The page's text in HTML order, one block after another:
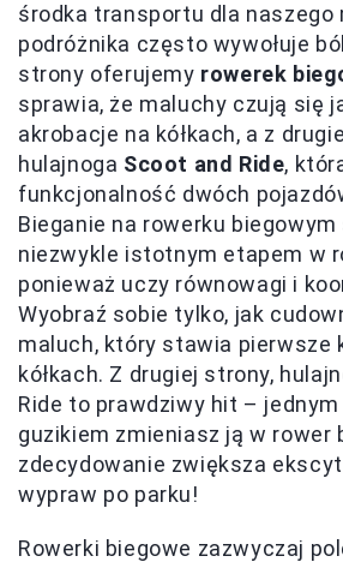
środka transportu dla naszego
podróżnika często wywołuje
strony oferujemy rowerek
sprawia, że maluchy czują się
akrobacje na kółkach, a z
hulajnoga Scoot and Ride,
funkcjonalność dwóch
Bieganie na rowerku
niezwykle istotnym etapem w
ponieważ uczy równowagi i
Wyobraź sobie tylko, jak
maluch, który stawia pierwsze
kółkach. Z drugiej strony,
Ride to prawdziwy hit –
guzikiem zmieniasz ją w rower
zdecydowanie zwiększa
wypraw po parku!
Rowerki biegowe zazwyczaj